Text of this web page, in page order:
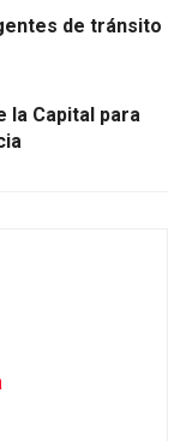
de tránsito
la Capital para